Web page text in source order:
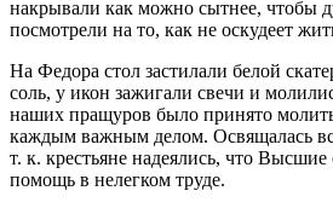
накрывали как можно сытнее, чтобы
посмотрели на то, как не оскудеет
На Федора стол застилали белой
соль, у икон зажигали свечи и
наших пращуров было принято
каждым важным делом. Освящалась
т. к. крестьяне надеялись, что
помощь в нелегком труде.